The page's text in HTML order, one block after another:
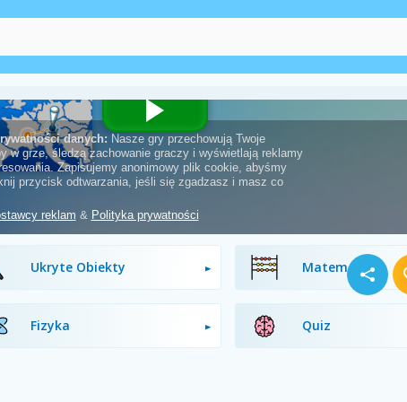
Ucieczka
Ukryte Obiekty Matematyka
Fizyka Quiz